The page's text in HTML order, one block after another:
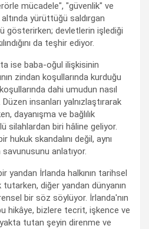
mücadele", "güvenlik" ve
yürüttüğü saldırgan
gösterirken; devletlerin işlediği
da teşhir ediyor.
ise baba-oğul ilişkisinin
zindan koşullarında kurduğu
dahi umudun nasıl
insanları yalnızlaştırarak
dayanışma ve bağlılık
silahlardan biri hâline geliyor.
hukuk skandalını değil, aynı
anlatıyor.
yandan İrlanda halkının tarihsel
tutarken, diğer yandan dünyanın
bir söz söylüyor. İrlanda'nın
hikâye, bizlere tecrit, işkence ve
tutan şeyin direnme ve